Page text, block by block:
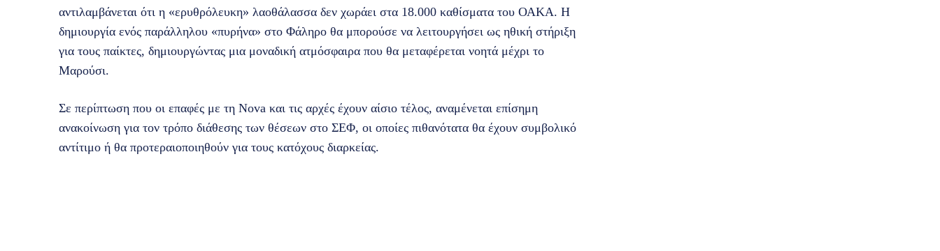
αντιλαμβάνεται ότι η «ερυθρόλευκη» λαοθάλασσα δεν χωράει στα 18.000 καθίσματα του ΟΑΚΑ. Η
δημιουργία ενός παράλληλου «πυρήνα» στο Φάληρο θα μπορούσε να λειτουργήσει ως ηθική στήριξη
για τους παίκτες, δημιουργώντας μια μοναδική ατμόσφαιρα που θα μεταφέρεται νοητά μέχρι το
Μαρούσι.
Σε περίπτωση που οι επαφές με τη Nova και τις αρχές έχουν αίσιο τέλος, αναμένεται επίσημη
ανακοίνωση για τον τρόπο διάθεσης των θέσεων στο ΣΕΦ, οι οποίες πιθανότατα θα έχουν συμβολικό
αντίτιμο ή θα προτεραιοποιηθούν για τους κατόχους διαρκείας.